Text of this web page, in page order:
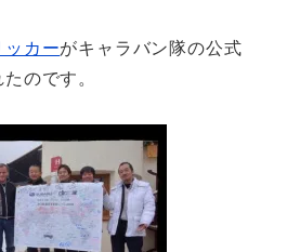
ッカーがキャラバン隊の公式
のです。